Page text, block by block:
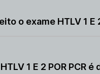
em exames
o exame HTLV 1 E
POR PCR utiliza
1 E 2 POR PCR